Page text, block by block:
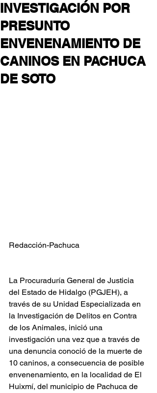
INVESTIGACIÓN POR
PRESUNTO
ENVENENAMIENTO DE
CANINOS EN PACHUCA
DE SOTO
Redacción-Pachuca
La Procuraduría General de Justicia
del Estado de Hidalgo (PGJEH), a
través de su Unidad Especializada en
la Investigación de Delitos en Contra
de los Animales, inició una
investigación una vez que a través de
una denuncia conoció de la muerte de
10 caninos, a consecuencia de posible
envenenamiento, en la localidad de El
Huixmí, del municipio de Pachuca de